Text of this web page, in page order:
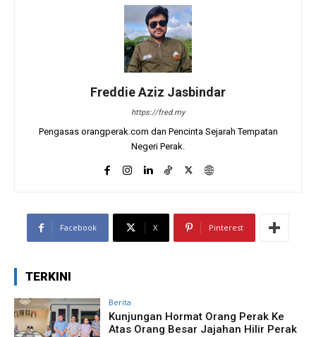
Freddie Aziz Jasbindar
https://fred.my
Pengasas orangperak.com dan Pencinta Sejarah Tempatan
Negeri Perak.
Facebook X Pinterest
TERKINI
Berita
Kunjungan Hormat Orang Perak Ke
Atas Orang Besar Jajahan Hilir Perak